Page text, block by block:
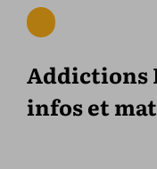
Addictions
infos et